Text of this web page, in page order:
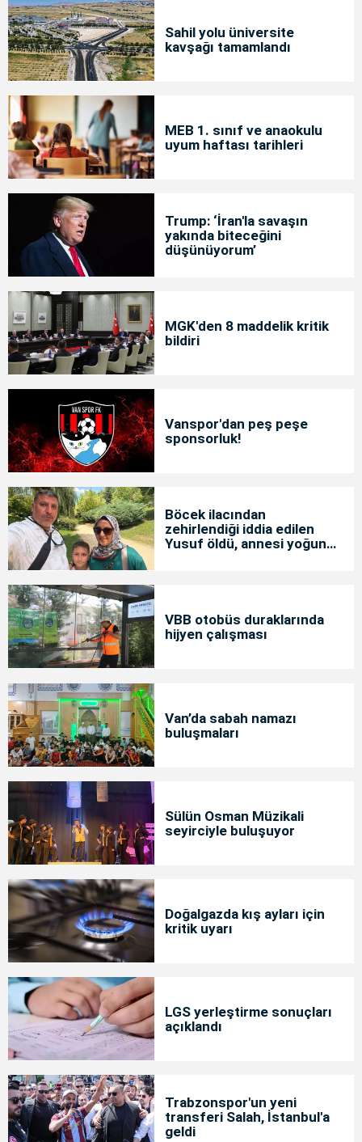
Sahil yolu üniversite
kavşağı tamamlandı
MEB 1. sınıf ve anaokulu
uyum haftası tarihleri
Trump: ‘İran'la savaşın
yakında biteceğini
düşünüyorum’
MGK'den 8 maddelik kritik
bildiri
Vanspor'dan peş peşe
sponsorluk!
Böcek ilacından
zehirlendiği iddia edilen
Yusuf öldü, annesi yoğun
VBB otobüs duraklarında
hijyen çalışması
Van’da sabah namazı
buluşmaları
Sülün Osman Müzikali
seyirciyle buluşuyor
Doğalgazda kış ayları için
kritik uyarı
LGS yerleştirme sonuçları
açıklandı
Trabzonspor'un yeni
transferi Salah, İstanbul'a
geldi